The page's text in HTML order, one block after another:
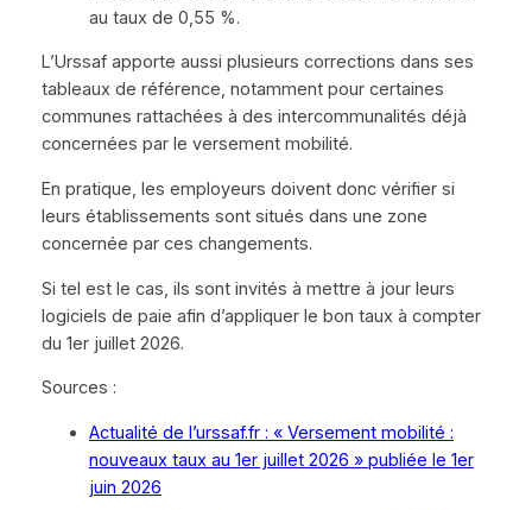
au taux de 0,55 %.
L’Urssaf apporte aussi plusieurs corrections dans ses
tableaux de référence, notamment pour certaines
communes rattachées à des intercommunalités déjà
concernées par le versement mobilité.
En pratique, les employeurs doivent donc vérifier si
leurs établissements sont situés dans une zone
concernée par ces changements.
Si tel est le cas, ils sont invités à mettre à jour leurs
logiciels de paie afin d’appliquer le bon taux à compter
du 1er juillet 2026.
Sources :
Actualité de l’urssaf.fr : « Versement mobilité :
nouveaux taux au 1er juillet 2026 » publiée le 1er
juin 2026